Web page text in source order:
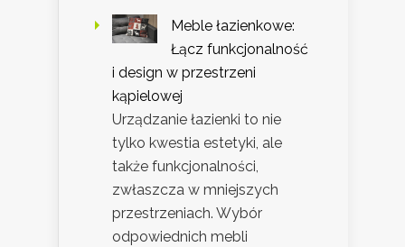
Meble łazienkowe:
Łącz funkcjonalność
i design w przestrzeni
kąpielowej
Urządzanie łazienki to nie
tylko kwestia estetyki, ale
także funkcjonalności,
zwłaszcza w mniejszych
przestrzeniach. Wybór
odpowiednich mebli